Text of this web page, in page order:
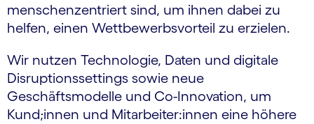
menschen­zentriert sind, um ihnen dabei zu
helfen, einen Wettbewerbs­vorteil zu erzielen.
Wir nutzen Technologie, Daten und digitale
Disruptionssettings sowie neue
Geschäftsmodelle und Co-Innovation, um
Kund;innen und Mitarbeiter:innen eine höhere